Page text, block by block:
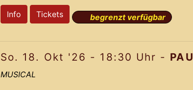
auf der dramatisch lustigen Story und den
aus dem Jahr 2012 gelingt Komponist Jochen
Pa
Info Tickets begrenzt verfügbar
So. 18. Okt '26 - 18:30 Uhr -
MUSICAL